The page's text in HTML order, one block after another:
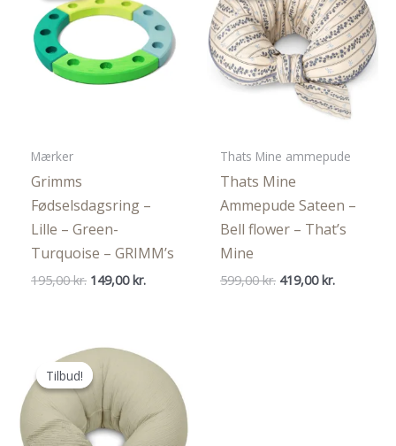
Mærker
Grimms
Fødselsdagsring –
Lille – Green-
Turquoise – GRIMM’s
195,00kr. Den
195,00 kr..
149,00kr.Den
Thats Mine ammepude
Thats Mine
Ammepude Sateen –
Bell flower – That’s
Mine
599,00kr. Den
419,00kr.Den
Tilbud!
Tilbud!